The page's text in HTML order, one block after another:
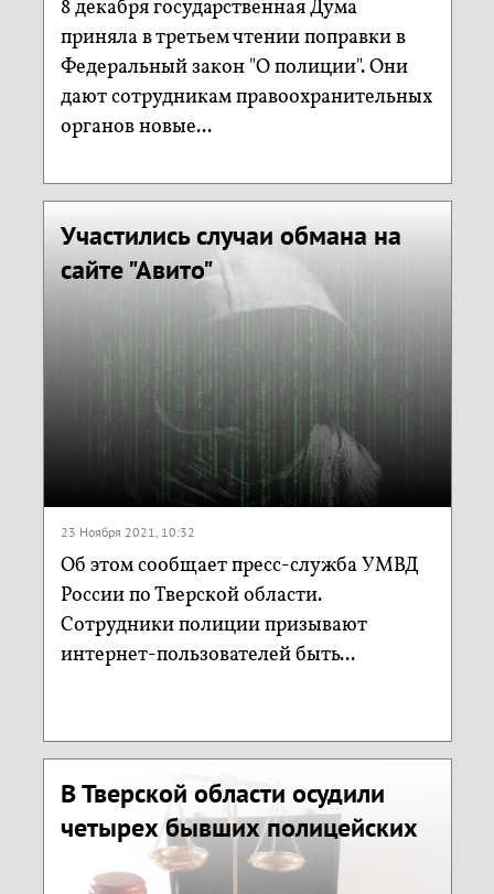
8 декабря государственная Дума
приняла в третьем чтении поправки в
Федеральный закон "О полиции". Они
дают сотрудникам правоохранительных
органов новые...
Участились случаи обмана на
сайте "Авито"
23 Ноября 2021, 10:32
Об этом сообщает пресс-служба УМВД
России по Тверской области.
Сотрудники полиции призывают
интернет-пользователей быть...
В Тверской области осудили
четырех бывших полицейских